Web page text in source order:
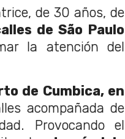
de 30 años, de
de São Paulo
la atención del
de Cumbica, en
acompañada de
Provocando el